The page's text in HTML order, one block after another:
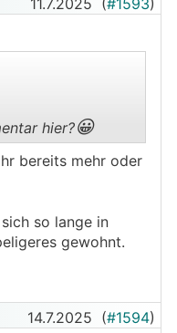
11.7.2025 (#1593)
hier?😀
bereits mehr oder
so lange in
gewohnt.
14.7.2025 (#1594)